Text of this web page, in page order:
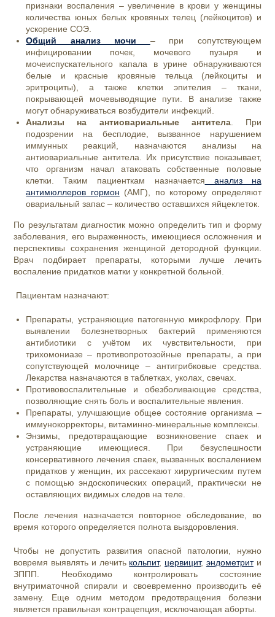
признаки воспаления – увеличение в крови у женщины
количества юных белых кровяных телец (лейкоцитов) и
ускорение СОЭ.
Общий анализ мочи – при сопутствующем
инфицировании почек, мочевого пузыря и
мочеиспускательного капала в урине обнаруживаются
белые и красные кровяные тельца (лейкоциты и
эритроциты), а также клетки эпителия – ткани,
покрывающей мочевыводящие пути. В анализе также
могут обнаруживаться возбудители инфекций.
Анализы на антиовариальные антитела. При
подозрении на бесплодие, вызванное нарушением
иммунных реакций, назначаются анализы на
антиовариальные антитела. Их присутствие показывает,
что организм начал атаковать собственные половые
клетки. Таким пациенткам назначается анализ на
антимюллеров гормон (АМГ), по которому определяют
овариальный запас – количество оставшихся яйцеклеток.
По результатам диагностик можно определить тип и форму
заболевания, его выраженность, имеющиеся осложнения и
перспективы сохранения женщиной детородной функции.
Врач подбирает препараты, которыми лучше лечить
воспаление придатков матки у конкретной больной.
Пациентам назначают:
Препараты, устраняющие патогенную микрофлору. При
выявлении болезнетворных бактерий применяются
антибиотики с учётом их чувствительности, при
трихомониазе – противопротозойные препараты, а при
сопутствующей молочнице – антигрибковые средства.
Лекарства назначаются в таблетках, уколах, свечах.
Противовоспалительные и обезболивающие средства,
позволяющие снять боль и воспалительные явления.
Препараты, улучшающие общее состояние организма –
иммунокорректоры, витаминно-минеральные комплексы.
Энзимы, предотвращающие возникновение спаек и
устраняющие имеющиеся. При безуспешности
консервативного лечения спаек, вызванных воспалением
придатков у женщин, их рассекают хирургическим путем
с помощью эндоскопических операций, практически не
оставляющих видимых следов на теле.
После лечения назначается повторное обследование, во
время которого определяется полнота выздоровления.
Чтобы не допустить развития опасной патологии, нужно
вовремя выявлять и лечить кольпит, цервицит, эндометрити
ЗППП. Необходимо контролировать состояние
внутриматочной спирали и своевременно производить её
замену. Еще одним методом предотвращения болезни
является правильная контрацепция, исключающая аборты.